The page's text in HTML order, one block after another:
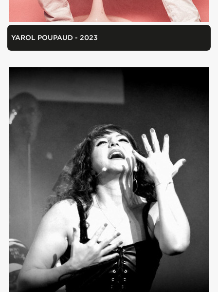
YAROL POUPAUD - 2023